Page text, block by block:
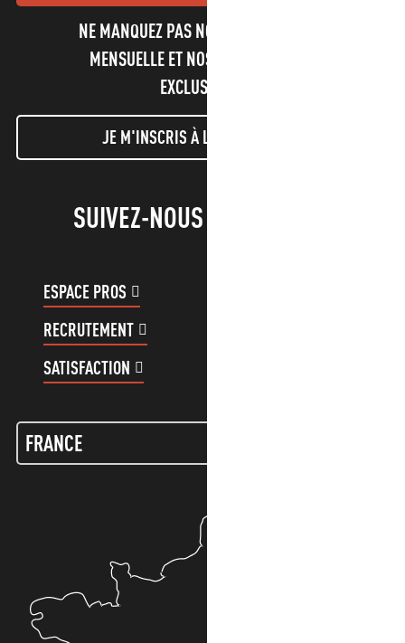
NE MANQUEZ PAS NOTRE NEWSLETTER
MENSUELLE ET NOS INFORMATIONS
EXCLUSIVES !
JE M'INSCRIS À LA NEWSLETTER
SUIVEZ-NOUS !
ESPACE PROS
RECRUTEMENT
SATISFACTION